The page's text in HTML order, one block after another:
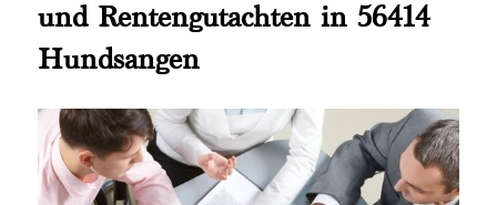
und Rentengutachten in 56414
Hundsangen